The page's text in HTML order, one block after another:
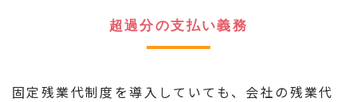
超過分の支払い義務
固定残業代制度を導入していても、会社の残業代